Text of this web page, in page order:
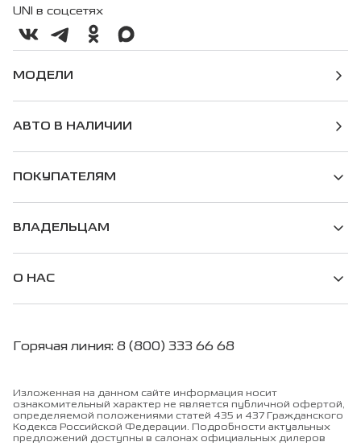
UNI в соцсетях
МОДЕЛИ
АВТО В НАЛИЧИИ
ПОКУПАТЕЛЯМ
ВЛАДЕЛЬЦАМ
О НАС
Горячая линия: 8 (800) 333 66 68
Изложенная на данном сайте информация носит
ознакомительный характер не является публичной офертой,
определяемой положениями статей 435 и 437 Гражданского
Кодекса Российской Федерации. Подробности актуальных
предложений доступны в салонах официальных дилеров